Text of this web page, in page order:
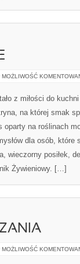
MOŻLIWOŚĆ
z miłości do
na której smak
oparty na roślinach
dla osób, które
wieczorny posiłek,
Żywieniowy. […]
MOŻLIWOŚĆ